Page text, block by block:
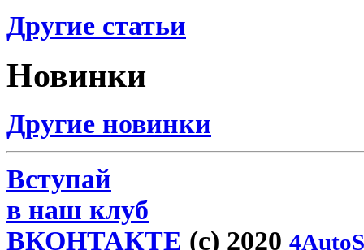
Другие статьи
Новинки
Другие новинки
Вступай
в наш клуб
ВКОНТАКТЕ (c) 2020